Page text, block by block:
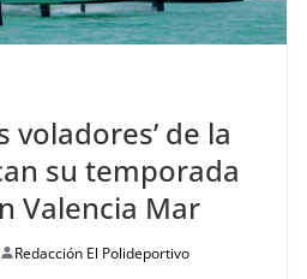
voladores’ de la
su temporada
Valencia Mar
Redacción El Polideportivo